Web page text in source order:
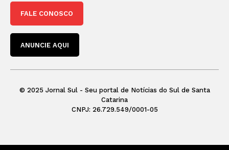
FALE CONOSCO
ANUNCIE AQUI
© 2025 Jornal Sul - Seu portal de Notícias do Sul de Santa
Catarina
CNPJ: 26.729.549/0001-05